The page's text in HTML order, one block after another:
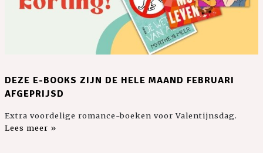
DEZE E-BOOKS ZIJN DE HELE MAAND FEBRUARI
AFGEPRIJSD
Extra voordelige romance-boeken voor Valentijnsdag.
Lees meer »